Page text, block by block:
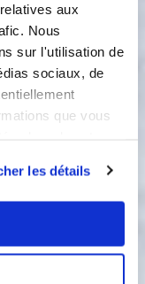
aux
Nous
sur l'utilisation de
sociaux, de
que vous
les détails
dans de